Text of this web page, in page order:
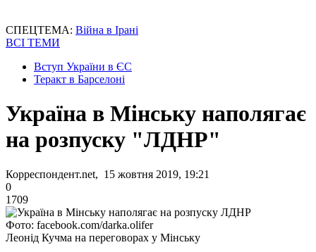
СПЕЦТЕМА: Війна в Ірані
ВСІ ТЕМИ
Вступ України в ЄС
Теракт в Барселоні
Україна в Мінську наполягає
на розпуску "ЛДНР"
Корреспондент.net, 15 жовтня 2019, 19:21
0
1709
Фото: facebook.com/darka.olifer
Леонід Кучма на переговорах у Мінську